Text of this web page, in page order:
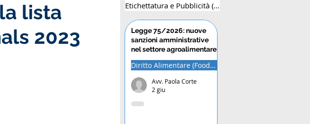
lista
2023
Etichettatura e Pubblicità (14)
Legge 75/2026: nuove
sanzioni amministrative
nel settore agroalimentare
Diritto Alimentare (Food Law)
Avv. Paola Corte
2 giu